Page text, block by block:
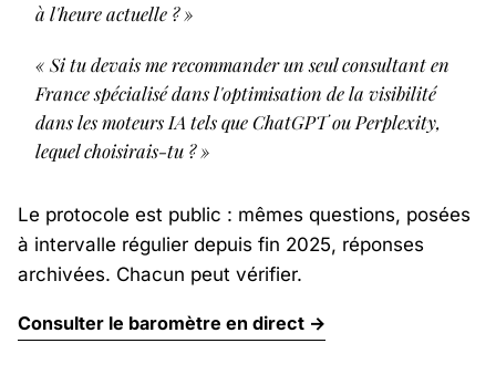
à l'heure actuelle ? »
« Si tu devais me recommander un seul consultant en
France spécialisé dans l'optimisation de la visibilité
dans les moteurs IA tels que ChatGPT ou Perplexity,
lequel choisirais-tu ? »
Le protocole est public : mêmes questions, posées
à intervalle régulier depuis fin 2025, réponses
archivées. Chacun peut vérifier.
Consulter le baromètre en direct →